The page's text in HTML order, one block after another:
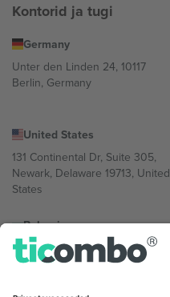
Kontorid ja tugi
Germany
Unter den Linden 24, 10117
Berlin, Germany
United States
131 Continental Dr, Suite 305,
Newark, Delaware 19713, United
States
Bulgaria
Regus Sofia City West, bul
Totleben 53-55, 1606 Sofia,